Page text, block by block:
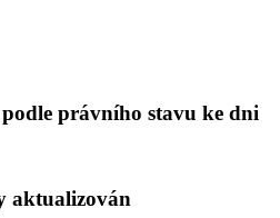
právního stavu ke dni
aktualizován